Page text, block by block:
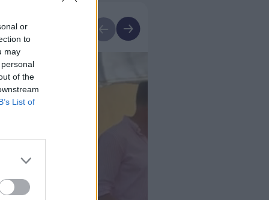
or
to
may
of the
List of